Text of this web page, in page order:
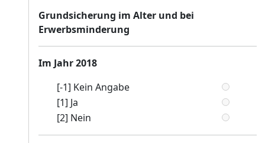
Grundsicherung im Alter und bei
Erwerbsminderung
Im Jahr 2018
[-1] Kein Angabe
[1] Ja
[2] Nein